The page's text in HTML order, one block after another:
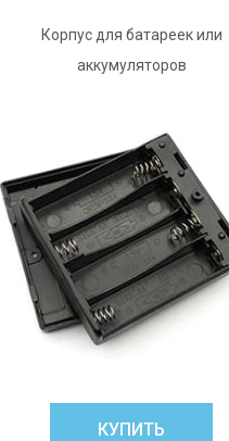
Корпус для батареек или
аккумуляторов
КУПИТЬ